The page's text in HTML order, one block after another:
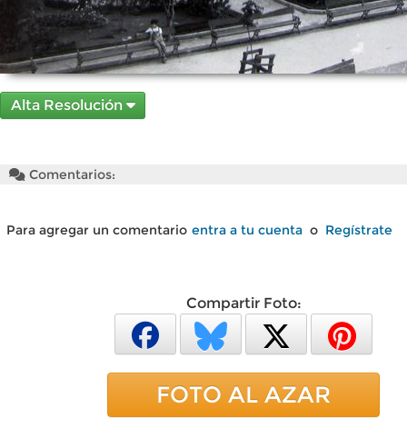
Alta Resolución
Comentarios:
Para agregar un comentario entra a tu cuenta o Regístrate
Compartir Foto:
FOTO AL AZAR